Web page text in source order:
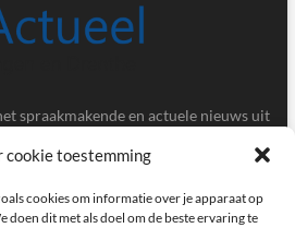
cookie toestemming
cookies om informatie over je apparaat op
doen dit met als doel om de beste ervaring te
spraakmakende en actuele nieuws uit